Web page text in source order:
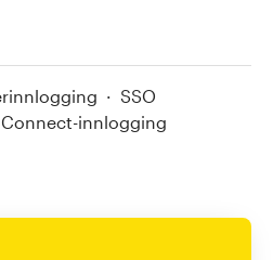
· SSO
innlogging